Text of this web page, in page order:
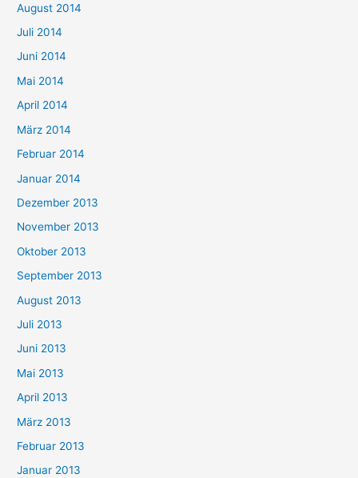
August 2014
Juli 2014
Juni 2014
Mai 2014
April 2014
März 2014
Februar 2014
Januar 2014
Dezember 2013
November 2013
Oktober 2013
September 2013
August 2013
Juli 2013
Juni 2013
Mai 2013
April 2013
März 2013
Februar 2013
Januar 2013